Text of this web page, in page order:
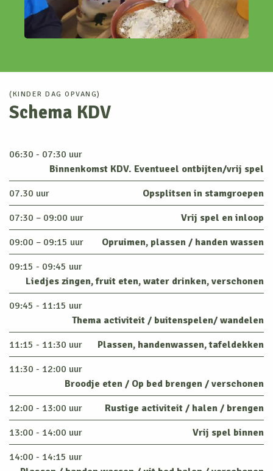
(KINDER DAG OPVANG)
Schema KDV
06:30 - 07:30 uur
Binnenkomst KDV. Eventueel ontbijten/vrij spel
07.30 uur
Opsplitsen in stamgroepen
07:30 – 09:00 uur
Vrij spel en inloop
09:00 – 09:15 uur
Opruimen, plassen / handen wassen
09:15 - 09:45 uur
Liedjes zingen, fruit eten, water drinken, verschonen
09:45 - 11:15 uur
Thema activiteit / buitenspelen/ wandelen
11:15 - 11:30 uur
Plassen, handenwassen, tafeldekken
11:30 - 12:00 uur
Broodje eten / Op bed brengen / verschonen
12:00 - 13:00 uur
Rustige activiteit / halen / brengen
13:00 - 14:00 uur
Vrij spel binnen
14:00 - 14:15 uur